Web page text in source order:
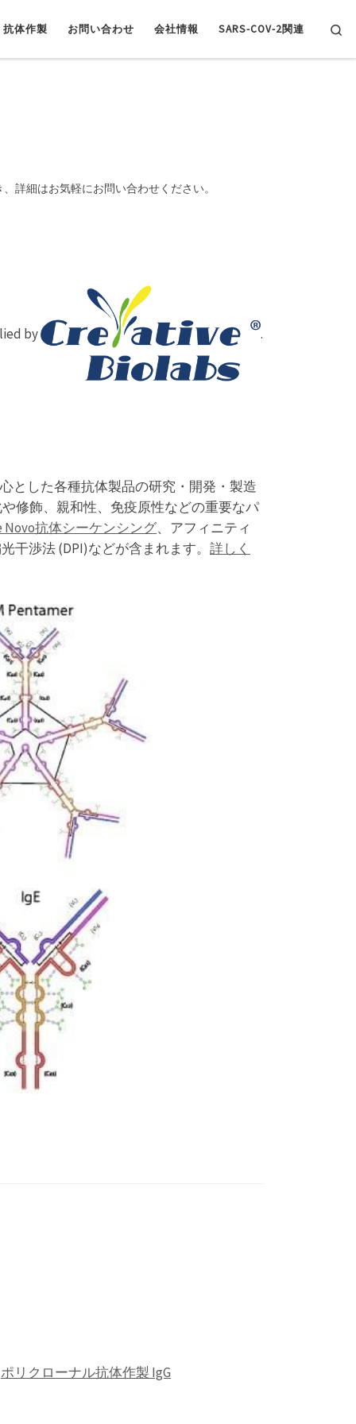
抗体作製 お問い合わせ 会社情報 SARS-COV-2関連
、詳細はお気軽にお問い合わせください。
by .
とした各種抗体製品の研究・開発・製造
修飾、親和性、免疫原性などの重要なパ
Novo抗体シーケンシング、アフィニティ
干渉法 (DPI)などが含まれます。 詳しく
ポリクローナル抗体作製 IgG